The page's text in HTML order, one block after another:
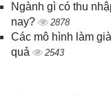
Ngành gì có thu
nay?
2878
Các mô hình làm
quả
2543